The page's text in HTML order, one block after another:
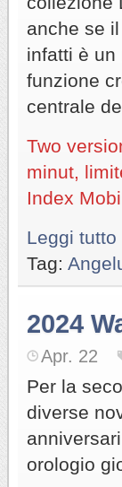
anche se
infatti è
funzione
centrale
Two
minut,
Index
Leggi tutto
Tag:
2024
Apr. 22
Per la
diverse
orologio